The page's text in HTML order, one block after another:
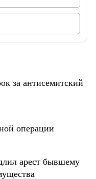
за антисемитский
операции
арест бывшему